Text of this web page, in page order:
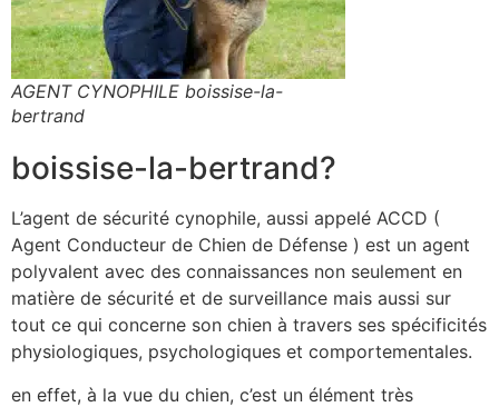
AGENT CYNOPHILE boissise-la-
bertrand
boissise-la-bertrand?
L’agent de sécurité cynophile, aussi appelé ACCD (
Agent Conducteur de Chien de Défense ) est un agent
polyvalent avec des connaissances non seulement en
matière de sécurité et de surveillance mais aussi sur
tout ce qui concerne son chien à travers ses spécificités
physiologiques, psychologiques et comportementales.
en effet, à la vue du chien, c’est un élément très